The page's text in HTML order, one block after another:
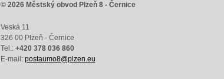
© 2026 Městský obvod Plzeň 8 - Černice
Veská 11
326 00 Plzeň - Černice
Tel.: +420 378 036 860
E-mail: postaumo8@plzen.eu